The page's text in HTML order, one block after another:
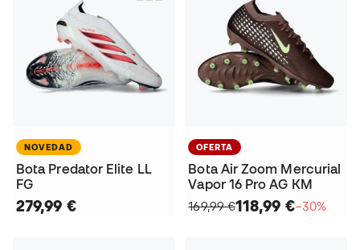
NOVEDAD
Bota Predator Elite LL
FG
279,99 €
OFERTA
Bota Air Zoom Mercurial
Vapor 16 Pro AG KM
169,99 €118,99 €−30%